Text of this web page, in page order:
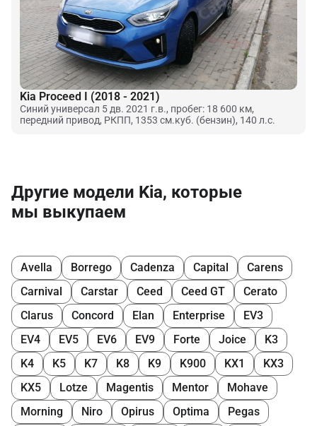
Kia Proceed I (2018 - 2021)
Синий универсал 5 дв. 2021 г.в., пробег: 18 600 км,
передний привод, РКПП, 1353 см.куб. (бензин), 140 л.с.
Другие модели Kia, которые
мы выкупаем
Avella Borrego Cadenza Capital
Carens
Carnival
Carstar Ceed Ceed GT
Cerato
Clarus
Concord Elan Enterprise
EV3
EV4
EV5 EV6 EV9 Forte Joice
K3
K4
K5 K7 K8 K9 K900 KX1
KX3
KX5
Lotze Magentis Mentor
Mohave
Morning
Niro Opirus Optima Pegas